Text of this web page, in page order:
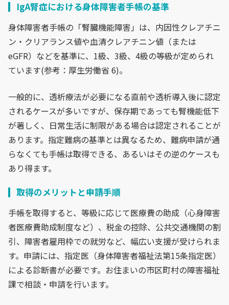
IgA腎症における身体障害者手帳の基準
身体障害者手帳の「腎臓機能障害」は、内因性クレアチニ
ン・クリアランス値や血清クレアチニン値（または
eGFR）などを基準に、1級、3級、4級の等級が定められ
ています(参考：厚生労働省 6)。
一般的に、透析療法が必要になる直前や透析導入後に認定
されるケースが多いですが、保存期であっても腎機能低下
が著しく、日常生活に制限がある場合は認定されることが
あります。指定難病の基準とは異なるため、難病申請が通
らなくても手帳は取得できる、あるいはその逆のケースも
あり得ます。
取得のメリットと申請手順
手帳を取得すると、等級に応じて医療費の助成（心身障害
者医療費助成制度など）、税金の控除、公共交通機関の割
引、障害者雇用枠での就労など、幅広い支援が受けられま
す。申請には、指定医（身体障害者福祉法第15条指定医）
による診断書が必要です。お住まいの市区町村の障害福祉
課で相談・申請を行います。